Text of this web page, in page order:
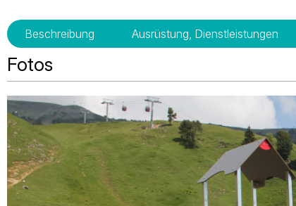
Beschreibung Ausrüstung, Dienstleistungen
Fotos